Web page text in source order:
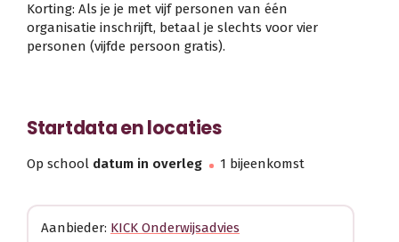
Korting: Als je je met vijf personen van één
organisatie inschrijft, betaal je slechts voor vier
personen (vijfde persoon gratis).
Startdata en locaties
Op school datum in overleg 1 bijeenkomst
Aanbieder: KICK Onderwijsadvies